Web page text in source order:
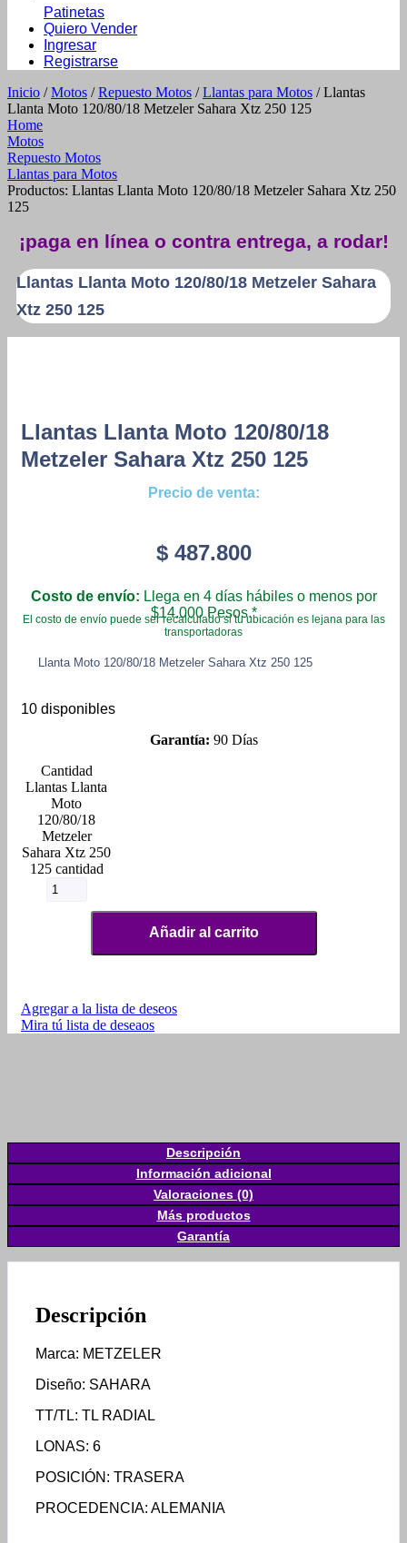
Patinetas
Quiero Vender
Ingresar
Registrarse
Inicio /Motos /Repuesto Motos /Llantas para Motos / Llantas
Llanta Moto 120/80/18 Metzeler Sahara Xtz 250 125
Home
Motos
Repuesto Motos
Llantas para Motos
Productos: Llantas Llanta Moto 120/80/18 Metzeler Sahara Xtz 250
125
¡paga en línea o contra entrega, a rodar!
Llantas Llanta Moto 120/80/18 Metzeler Sahara
Xtz 250 125
Llantas Llanta Moto 120/80/18
Metzeler Sahara Xtz 250 125
Precio de venta:
$487.800
Costo de envío: Llega en 4 días hábiles o menos por
$14.000 Pesos.*
El costo de envío puede ser recalculado si tu ubicación es lejana para las
transportadoras
Llanta Moto 120/80/18 Metzeler Sahara Xtz 250 125
10 disponibles
Garantía: 90 Días
Llantas Llanta
Moto
120/80/18
Metzeler
Sahara Xtz 250
125 cantidad
Añadir al carrito
Agregar a la lista de deseos
Mira tú lista de deseaos
Descripción
Información adicional
Valoraciones (0)
Más productos
Garantía
Descripción
Marca: METZELER
Diseño: SAHARA
TT/TL: TL RADIAL
LONAS: 6
POSICIÓN: TRASERA
PROCEDENCIA: ALEMANIA